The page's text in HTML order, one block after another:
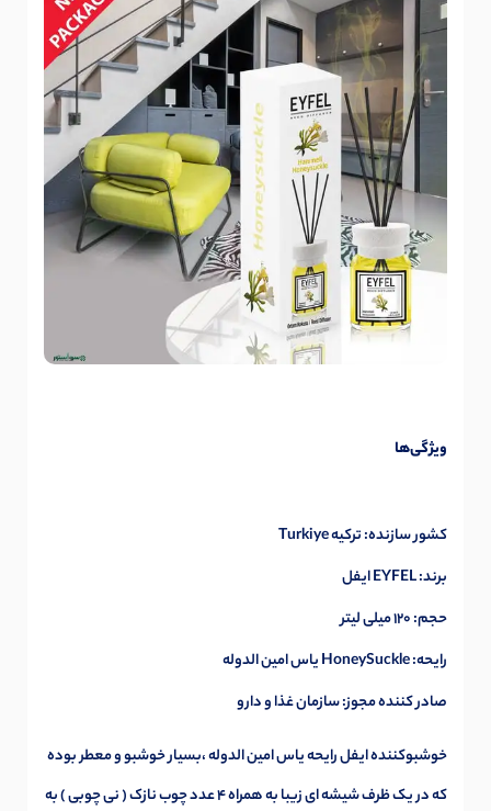
ویژگی‌ها
کشور سازنده: ترکیه Turkiye
برند: EYFEL ایفل
حجم: 120 میلی لیتر
رایحه: HoneySuckle یاس امین الدوله
صادر کننده مجوز: سازمان غذا و دارو
خوشبوکننده ایفل رایحه یاس امین الدوله ،بسیار خوشبو و معطر بوده
که در یک ظرف شیشه ای زیبا به همراه 4 عدد چوب نازک ( نی چوبی ) به